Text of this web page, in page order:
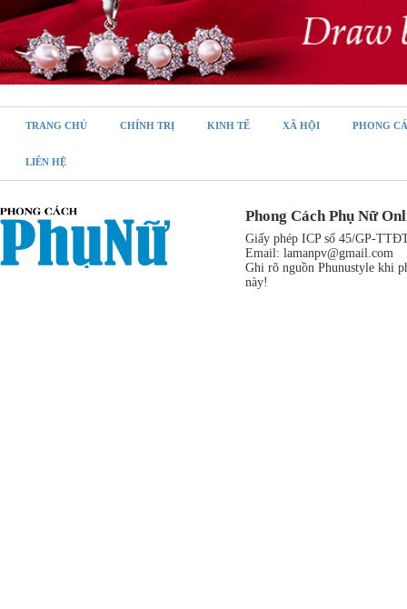
TRANG CHỦ CHÍNH TRỊ KINH TẾ XÃ HỘI PHONG
LIÊN HỆ
Phong Cách Phụ Nữ
Giấy phép ICP số 45/GP-
Email: lamanpv@gmail.com
Ghi rõ nguồn Phunustyle khi
này!